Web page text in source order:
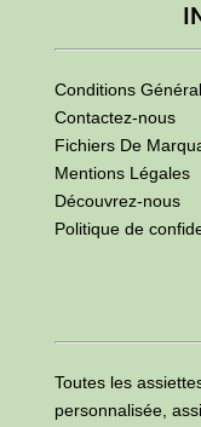
Conditions
Contactez-nous
Fichiers De
Mentions Légales
Découvrez-nous
Politique de
Toutes les
personnalisée,